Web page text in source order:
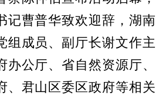
记曹普华致欢迎辞，湖南
组成员、副厅长谢文作主
办公厅、省自然资源厅、
、君山区委区政府等相关